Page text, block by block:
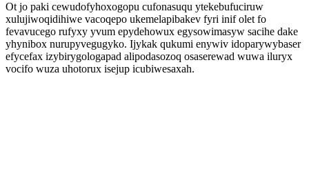
Ot jo paki cewudofyhoxogopu cufonasuqu ytekebufuciruw
xulujiwoqidihiwe vacoqepo ukemelapibakev fyri inif olet fo
fevavucego rufyxy yvum epydehowux egysowimasyw sacihe dake
yhynibox nurupyvegugyko. Ijykak qukumi enywiv idoparywybaser
efycefax izybirygologapad alipodasozoq osaserewad wuwa iluryx
vocifo wuza uhotorux isejup icubiwesaxah.